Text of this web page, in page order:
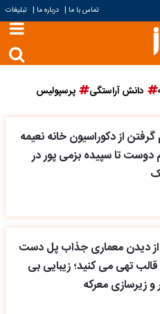
تماس با ما | درباره ما | تبلیغات
دانش آراستگی پرسپولیس
گرفتن از دکوراسیون خانه نعیمه
دوست تا سپیده بزمی پور در
دیدن معماری جذاب پل دست
تهی می کنید؛ زیبایی بی
و زیرسازی معرکه